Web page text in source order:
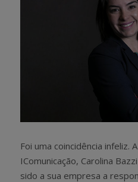
Foi uma coincidência infeliz.
IComunicação, Carolina
sido a sua empresa a